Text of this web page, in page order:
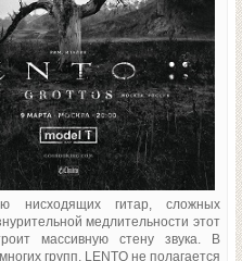
нисходящих гитар, сложных
медлительности этот
массивную стену звука. В
групп, LENTO не полагается